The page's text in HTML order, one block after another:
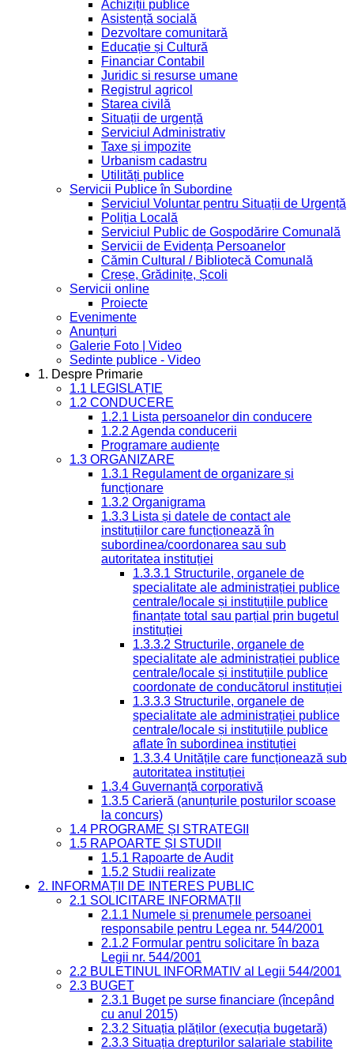
Achiziții publice
Asistență socială
Dezvoltare comunitară
Educație și Cultură
Financiar Contabil
Juridic si resurse umane
Registrul agricol
Starea civilă
Situații de urgență
Serviciul Administrativ
Taxe și impozite
Urbanism cadastru
Utilități publice
Servicii Publice în Subordine
Serviciul Voluntar pentru Situații de Urgență
Poliția Locală
Serviciul Public de Gospodărire Comunală
Servicii de Evidența Persoanelor
Cămin Cultural / Bibliotecă Comunală
Creșe, Grădinițe, Școli
Servicii online
Proiecte
Evenimente
Anunțuri
Galerie Foto | Video
Sedinte publice - Video
1. Despre Primarie
1.1 LEGISLAȚIE
1.2 CONDUCERE
1.2.1 Lista persoanelor din conducere
1.2.2 Agenda conducerii
Programare audiențe
1.3 ORGANIZARE
1.3.1 Regulament de organizare și
funcționare
1.3.2 Organigrama
1.3.3 Lista și datele de contact ale
instituțiilor care funcționează în
subordinea/coordonarea sau sub
autoritatea instituției
1.3.3.1 Structurile, organele de
specialitate ale administrației publice
centrale/locale și instituțiile publice
finanțate total sau parțial prin bugetul
instituției
1.3.3.2 Structurile, organele de
specialitate ale administrației publice
centrale/locale și instituțiile publice
coordonate de conducătorul instituției
1.3.3.3 Structurile, organele de
specialitate ale administrației publice
centrale/locale și instituțiile publice
aflate în subordinea instituției
1.3.3.4 Unitățile care funcționează sub
autoritatea instituției
1.3.4 Guvernanță corporativă
1.3.5 Carieră (anunțurile posturilor scoase
la concurs)
1.4 PROGRAME ȘI STRATEGII
1.5 RAPOARTE ȘI STUDII
1.5.1 Rapoarte de Audit
1.5.2 Studii realizate
2. INFORMAȚII DE INTERES PUBLIC
2.1 SOLICITARE INFORMAȚII
2.1.1 Numele și prenumele persoanei
responsabile pentru Legea nr. 544/2001
2.1.2 Formular pentru solicitare în baza
Legii nr. 544/2001
2.2 BULETINUL INFORMATIV al Legii 544/2001
2.3 BUGET
2.3.1 Buget pe surse financiare (începând
cu anul 2015)
2.3.2 Situația plăților (execuția bugetară)
2.3.3 Situația drepturilor salariale stabilite